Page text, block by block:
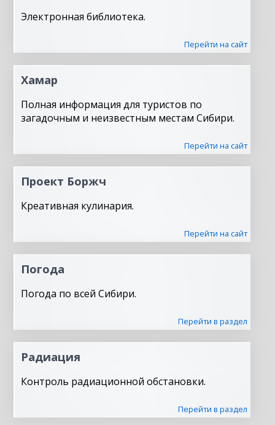
Электронная библиотека.
Перейти на сайт
Хамар
Полная информация для туристов по
загадочным и неизвестным местам Сибири.
Перейти на сайт
Проект Боржч
Креативная кулинария.
Перейти на сайт
Погода
Погода по всей Сибири.
Перейти в раздел
Радиация
Контроль радиационной обстановки.
Перейти в раздел